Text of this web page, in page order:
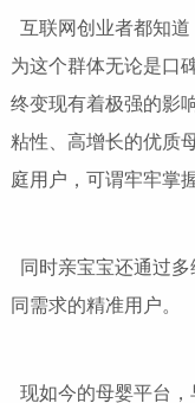
互联网创业者都知
为这个群体无论是口
终变现有着极强的影
粘性、高增长的优质
庭用户，可谓牢牢掌
同时亲宝宝还通过
同需求的精准用户。
现如今的母婴平台，